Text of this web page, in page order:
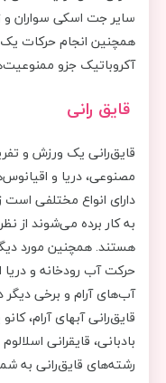
سایر جت اسکی سواران و
همچنین انجام حركات
آکروباتیک جزو
قایق‌ رانی
قایق‌رانی یک ورزش و
مصنوعی، دریا و
دارای انواع مختلفی
به کار برده می‌شوند از
هستند. همچنین مورد
حرکت آب رودخانه و دریا
آب‌های آرام و برخی
قایق‌رانی آبهای آرام،
بادبانی، قایقرانی
رشته‌های قایق‌رانی به